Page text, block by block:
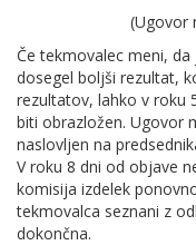
(Ugovor
Če tekmovalec meni,
dosegel boljši rezultat,
rezultatov, lahko v roku
biti obrazložen. Ugovor
naslovljen na
V roku 8 dni od objave
komisija izdelek
tekmovalca seznani z
dokončna.